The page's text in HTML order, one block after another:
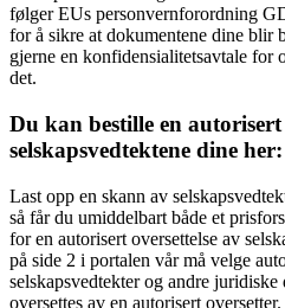
følger EUs personvernforordning
for å sikre at dokumentene dine blir
gjerne en konfidensialitetsavtale for
det.
Du kan bestille en autorisert
selskapsvedtektene dine her:
Last opp en skann av
så får du umiddelbart både et
for en autorisert oversettelse av
på side 2 i portalen vår må velge
selskapsvedtekter og andre
oversettes av en autorisert